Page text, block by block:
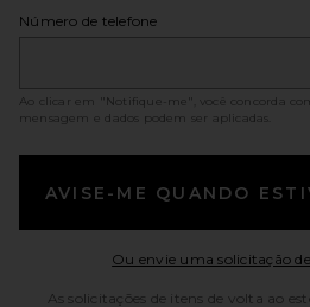
Número de telefone
Ao clicar em "Notifique-me", você concorda
mensagem e dados podem ser aplicadas.
AVISE-ME QUANDO
Ou envie uma solicitação
As solicitações de itens de volta ao